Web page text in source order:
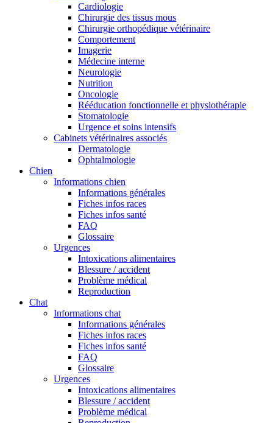
Cardiologie
Chirurgie des tissus mous
Chirurgie orthopédique vétérinaire
Comportement
Imagerie
Médecine interne
Neurologie
Nutrition
Oncologie
Rééducation fonctionnelle et physiothérapie
Stomatologie
Urgence et soins intensifs
Cabinets vétérinaires associés
Dermatologie
Ophtalmologie
Chien
Informations chien
Informations générales
Fiches infos races
Fiches infos santé
FAQ
Glossaire
Urgences
Intoxications alimentaires
Blessure / accident
Problème médical
Reproduction
Chat
Informations chat
Informations générales
Fiches infos races
Fiches infos santé
FAQ
Glossaire
Urgences
Intoxications alimentaires
Blessure / accident
Problème médical